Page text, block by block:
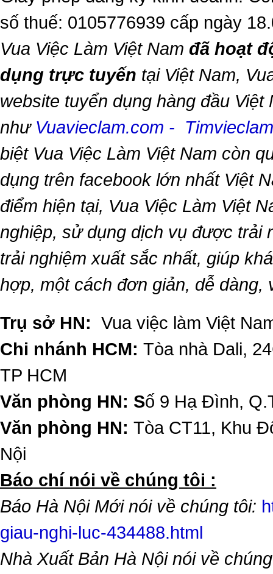
số thuế: 0105776939 cấp ngày
Vua Việc Làm Việt Nam đã hoạt
dụng trực tuyến tại Việt Nam,
website tuyển dụng hàng đầu Việt
như Vuavieclam.com -
biệt Vua Việc Làm Việt Nam còn
dụng trên facebook lớn nhất Việt
điểm hiện tại, Vua Việc Làm Việt
nghiệp, sử dụng dịch vụ được trải
trải nghiệm xuất sắc nhất, giúp
hợp, một cách đơn giản, dễ dàng,
Trụ sở HN: Vua việc làm Việt
Chi nhánh HCM: Tòa nhà Dali,
TP HCM
Văn phòng HN: Số 9 Hạ Đình,
Văn phòng HN: Tòa CT11, Khu
Nội
​Báo chí nói về chúng tôi :
Báo Hà Nội Mới nói về chúng tôi:
giau-nghi-luc-434488.html
Nhà Xuất Bản Hà Nội nói về chúng